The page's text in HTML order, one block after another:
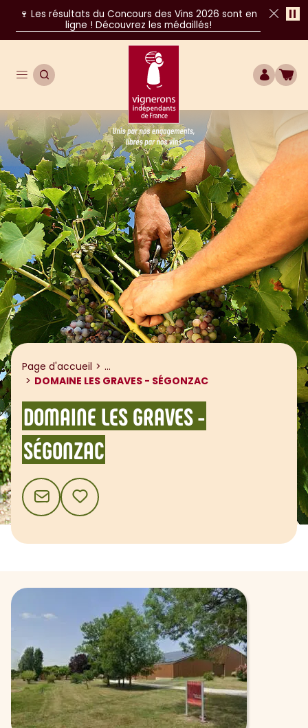
🍷 Les résultats du Concours des Vins 2026 sont en
ligne ! Découvrez les médaillés!
Ouvrir le menu de navigation
OUVRIR LA RECHERCHE
Unis par nos engagements, libres par
COMPTE
Page d'accueil ...
DOMAINE LES GRAVES - SÉGONZAC
DOMAINE LES GRAVES -
SÉGONZAC
CONTACTAJOUTER AUX FAVORIS